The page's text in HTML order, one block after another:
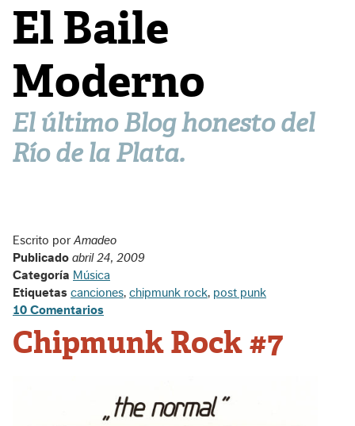
El Baile
Moderno
El último Blog honesto del
Río de la Plata.
Escrito porAmadeo
Publicado abril 24, 2009
Categoría Música
Etiquetas canciones, chipmunk rock, post punk
10 Comentarios
Chipmunk Rock #7